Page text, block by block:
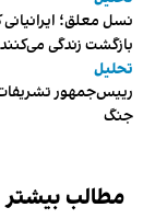
نسل معلق؛
بازگشت زندگی می‌کنند
تحلیل
رییس‌جمهور
جنگ
مطالب بیشتر